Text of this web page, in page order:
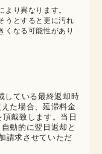
り異なります。
うとすると更に汚れ
くなる可能性があり
している最終返却時
た場合、延滞料金
戴致します。当日
動的に翌日返却と
請求させていただ